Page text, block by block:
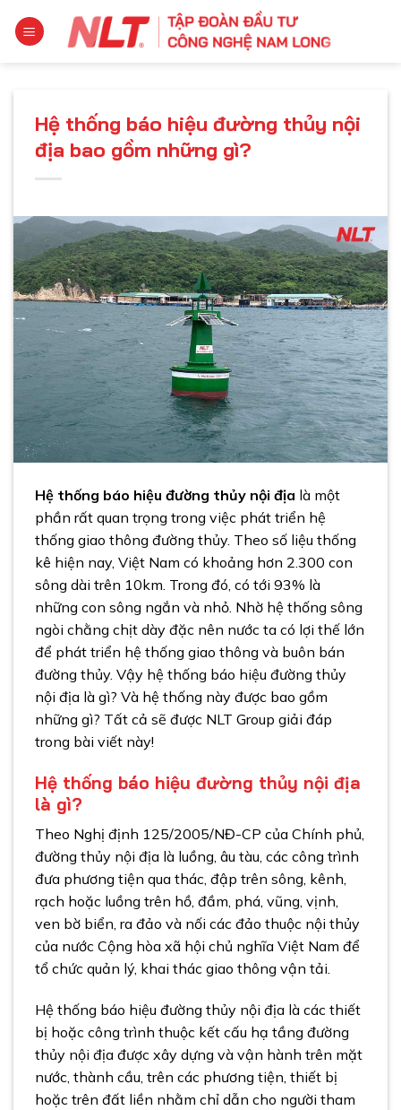
đến
Hệ thống báo hiệu đường thủy nội
địa bao gồm những gì?
Hệ thống báo hiệu đường thủy nội địa là một
phần rất quan trọng trong việc phát triển hệ
thống giao thông đường thủy. Theo số liệu thống
kê hiện nay, Việt Nam có khoảng hơn 2.300 con
sông dài trên 10km. Trong đó, có tới 93% là
những con sông ngắn và nhỏ. Nhờ hệ thống sông
ngòi chằng chịt dày đặc nên nước ta có lợi thế lớn
để phát triển hệ thống giao thông và buôn bán
đường thủy. Vậy hệ thống báo hiệu đường thủy
nội địa là gì? Và hệ thống này được bao gồm
những gì? Tất cả sẽ được NLT Group giải đáp
trong bài viết này!
Hệ thống báo hiệu đường thủy nội địa
là gì?
Theo Nghị định 125/2005/NĐ-CP của Chính phủ,
đường thủy nội địa là luồng, âu tàu, các công trình
đưa phương tiện qua thác, đập trên sông, kênh,
rạch hoặc luồng trên hồ, đầm, phá, vũng, vịnh,
ven bờ biển, ra đảo và nối các đảo thuộc nội thủy
của nước Cộng hòa xã hội chủ nghĩa Việt Nam để
tổ chức quản lý, khai thác giao thông vận tải.
Hệ thống báo hiệu đường thủy nội địa là các thiết
bị hoặc công trình thuộc kết cấu hạ tầng đường
thủy nội địa được xây dựng và vận hành trên mặt
nước, thành cầu, trên các phương tiện, thiết bị
hoặc trên đất liền nhằm chỉ dẫn cho người tham